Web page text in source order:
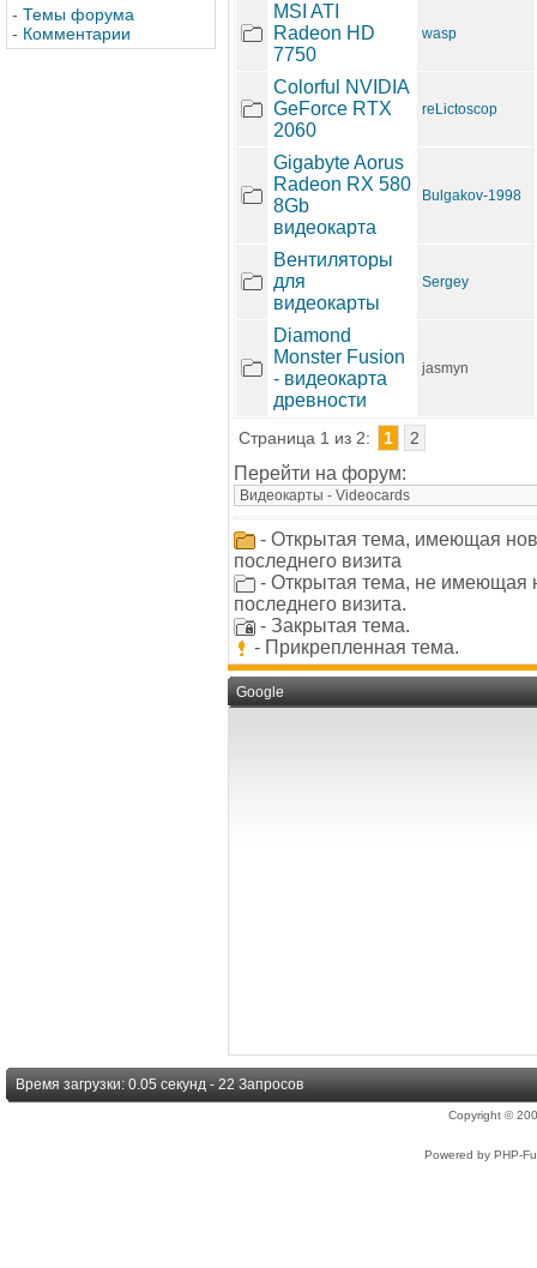
- Темы форума
- Комментарии
MSI ATI
Radeon HD
7750
wasp
Colorful NVIDIA
GeForce RTX
2060
reLictoscop
Gigabyte Aorus
Radeon RX 580
8Gb
видеокарта
Bulgakov-1998
Вентиляторы
для
видеокарты
Sergey
Diamond
Monster Fusion
- видеокарта
древности
jasmyn
Страница 1 из 2: 1 2
Перейти на форум:
- Открытая тема, имеющая
последнего визита
- Открытая тема, не имеющая
последнего визита.
- Закрытая тема.
- Прикрепленная тема.
Google
Время загрузки: 0.05 секунд - 22 Запросов
Copyright ©
Powered by PHP-